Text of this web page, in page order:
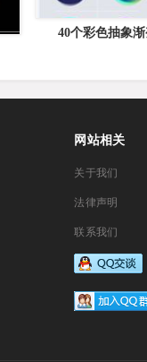
40个彩色抽象
网站相关
关于我们
法律声明
联系我们